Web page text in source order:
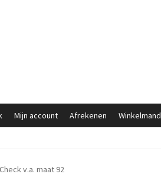
Mijn account Afrekenen Winkelmand
v.a. maat 92